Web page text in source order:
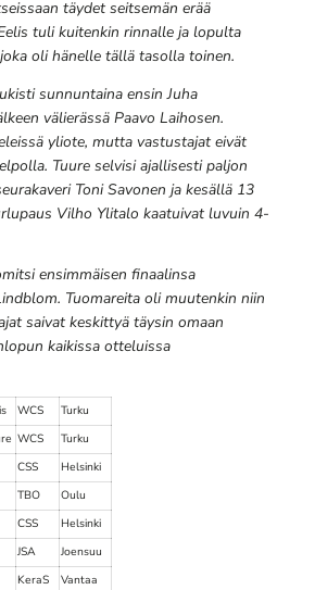
täydet seitsemän erää
tuli kuitenkin rinnalle ja lopulta
oli hänelle tällä tasolla toinen.
sunnuntaina ensin Juha
välierässä Paavo Laihosen.
yliote, mutta vastustajat eivät
Tuure selvisi ajallisesti paljon
Toni Savonen ja kesällä 13
Vilho Ylitalo kaatuivat luvuin 4-
ensimmäisen finaalinsa
Tuomareita oli muutenkin niin
saivat keskittyä täysin omaan
kaikissa otteluissa
WCS
Turku
WCS
Turku
CSS
Helsinki
TBO
Oulu
CSS
Helsinki
JSA
Joensuu
KeraS
Vantaa